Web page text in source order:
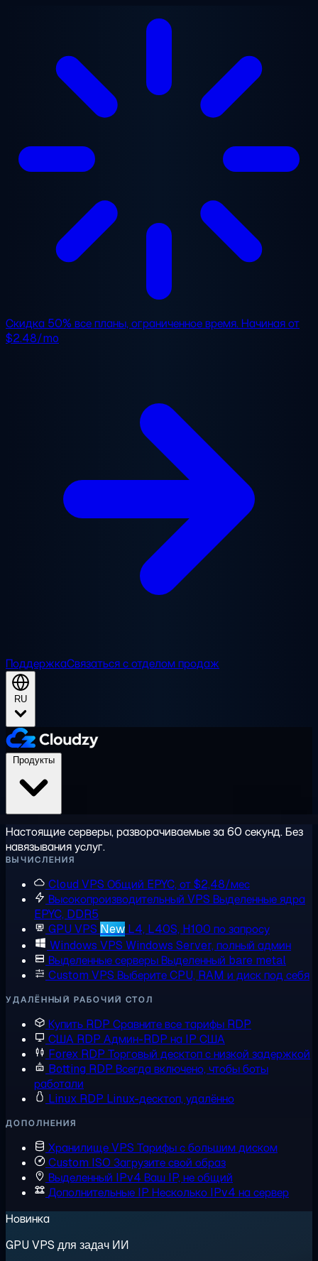
Перейти к основному содержанию
Скидка 50% все планы, ограниченное время. Начиная от
$2.48/mo
ПоддержкаСвязаться с отделом продаж
RU
Настоящие серверы, разворачиваемые за 60 секунд. Без
навязывания услуг.
ВЫЧИСЛЕНИЯ
Cloud VPS Общий EPYC, от $2,48/мес
Высокопроизводительный VPS Выделенные ядра
EPYC, DDR5
GPU VPS New L4, L40S, H100 по запросу
Windows VPS Windows Server, полный админ
Выделенные серверыВыделенный bare metal
Custom VPS Выберите CPU, RAM и диск под себя
УДАЛЁННЫЙ РАБОЧИЙ СТОЛ
Купить RDP Сравните все тарифы RDP
США RDP Админ-RDP на IP США
Forex RDP Торговый десктоп с низкой задержкой
Botting RDP Всегда включено, чтобы боты
работали
Linux RDP Linux-десктоп, удалённо
ДОПОЛНЕНИЯ
Хранилище VPS Тарифы с большим диском
Custom ISO Загрузите свой образ
Выделенный IPv4 Ваш IP, не общий
Дополнительные IP Несколько IPv4 на сервер
Новинка
GPU VPS для задач ИИ